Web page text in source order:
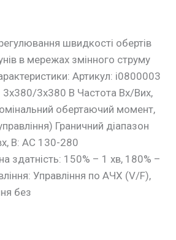
швидкості обертів
в мережах змінного струму
Артикул: i0800003
3х380/3х380 В Частота Вх/Вих,
обертаючий момент,
Граничний діапазон
В: АС 130-280
здатність: 150% – 1 хв, 180% –
Управління по АЧХ (V/F),
без